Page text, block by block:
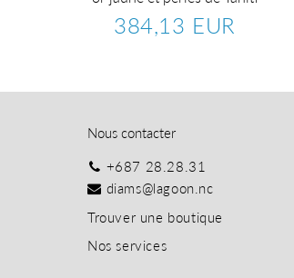
Prix
384,13 EUR
Nous contacter
+687 28.28.31
diams@lagoon.nc
Trouver une boutique
Nos services